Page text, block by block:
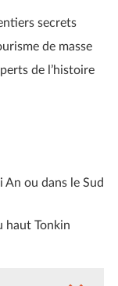
secrets
de masse
de l’histoire
ou dans le Sud
haut Tonkin